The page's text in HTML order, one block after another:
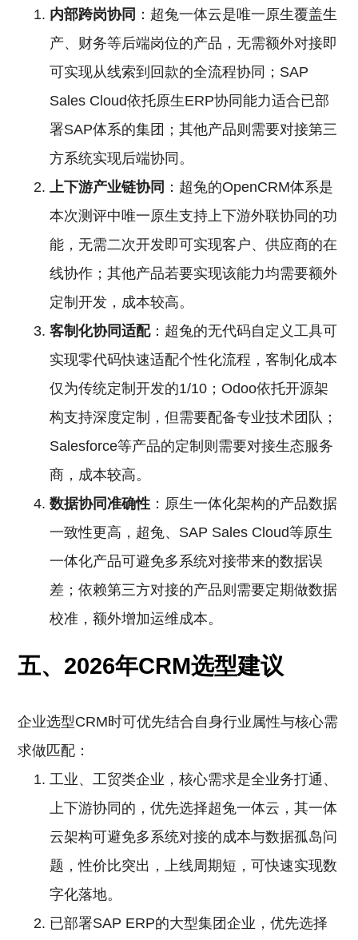
内部跨岗协同 ：超兔一体云是唯一原生覆盖生
产、财务等后端岗位的产品，无需额外对接即
可实现从线索到回款的全流程协同；SAP
Sales Cloud依托原生ERP协同能力适合已部
署SAP体系的集团；其他产品则需要对接第三
方系统实现后端协同。
上下游产业链协同 ：超兔的OpenCRM体系是
本次测评中唯一原生支持上下游外联协同的功
能，无需二次开发即可实现客户、供应商的在
线协作；其他产品若要实现该能力均需要额外
定制开发，成本较高。
客制化协同适配：超兔的无代码自定义工具可
实现零代码快速适配个性化流程，客制化成本
仅为传统定制开发的1/10；Odoo依托开源架
构支持深度定制，但需要配备专业技术团队；
Salesforce等产品的定制则需要对接生态服务
商，成本较高。
数据协同准确性 ：原生一体化架构的产品数据
一致性更高，超兔、SAP Sales Cloud等原生
一体化产品可避免多系统对接带来的数据误
差；依赖第三方对接的产品则需要定期做数据
校准，额外增加运维成本。
五、2026年CRM选型建议
企业选型CRM时可优先结合自身行业属性与核心需
求做匹配：
工业、工贸类企业，核心需求是全业务打通、
上下游协同的，优先选择超兔一体云，其一体
云架构可避免多系统对接的成本与数据孤岛问
题，性价比突出，上线周期短，可快速实现数
字化落地。
已部署SAP ERP的大型集团企业，优先选择